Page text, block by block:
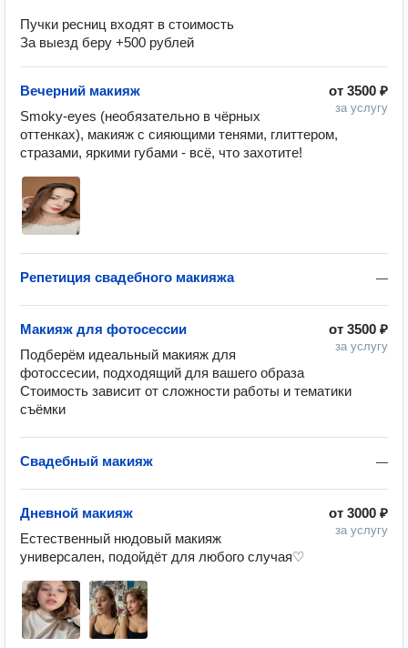
Пучки ресниц входят в стоимость
За выезд беру +500 рублей
от 3500 ₽
за услугу
Вечерний макияж
Smoky-eyes (необязательно в чёрных
оттенках), макияж с сияющими тенями, глиттером,
стразами, яркими губами - всё, что захотите!
—
Репетиция свадебного макияжа
от 3500 ₽
за услугу
Макияж для фотосессии
Подберём идеальный макияж для
фотоссесии, подходящий для вашего образа
Стоимость зависит от сложности работы и тематики
съёмки
—
Свадебный макияж
от 3000 ₽
за услугу
Дневной макияж
Естественный нюдовый макияж
универсален, подойдёт для любого случая♡